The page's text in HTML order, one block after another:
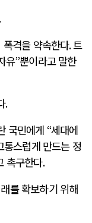
격을 약속한다.트
유”뿐이라고 말한
.
국민에게 “세대에
통스럽게 만드는 정
촉구한다.
를 확보하기 위해